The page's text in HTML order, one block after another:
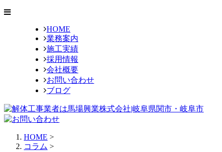
HOME
業務案内
施工実績
採用情報
会社概要
お問い合わせ
ブログ
HOME >
コラム >